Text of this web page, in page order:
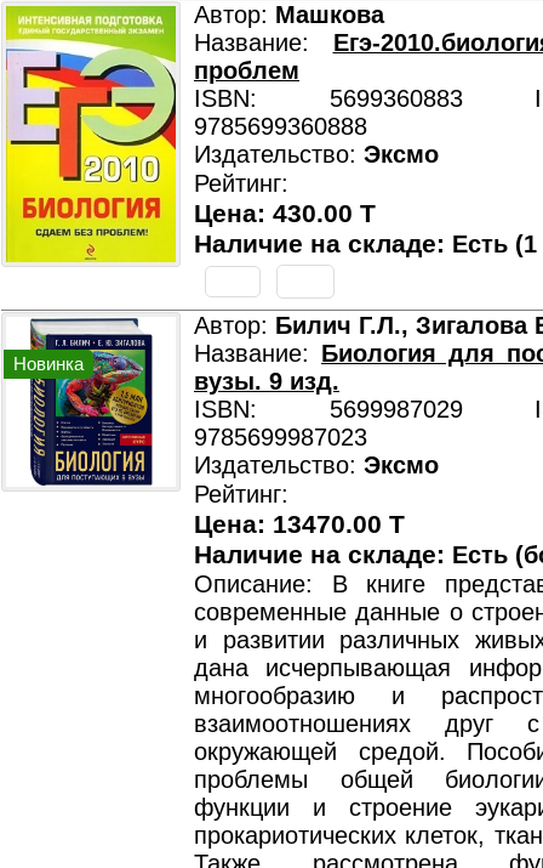
Автор: Машкова
Название: Егэ-
проблем
ISBN: 5699360883
9785699360888
Издательство: Эксмо
Рейтинг:
Цена: 430.00 T
Наличие на складе: Есть
Новинка
Автор: Билич Г.Л.,
Название: Биология для
вузы. 9 изд.
ISBN: 5699987029
9785699987023
Издательство: Эксмо
Рейтинг:
Цена: 13470.00 T
Наличие на складе: Есть
Описание: В книге
современные данные о
и развитии различных
дана исчерпывающая
многообразию и
взаимоотношениях
окружающей средой.
проблемы общей
функции и строение
прокариотических клеток,